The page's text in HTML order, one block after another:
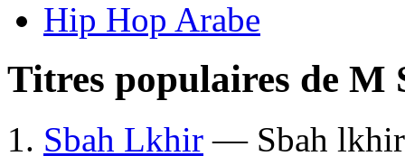
Hip Hop Arabe
Titres populaires de M
Sbah Lkhir — Sbah lkhir